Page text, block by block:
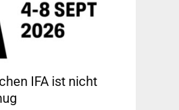
IFA ist nicht